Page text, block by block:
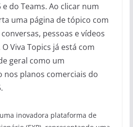
do Teams. Ao clicar num
uma página de tópico com
pessoas e vídeos
Viva Topics já está com
geral como um
nos planos comerciais do
inovadora plataforma de